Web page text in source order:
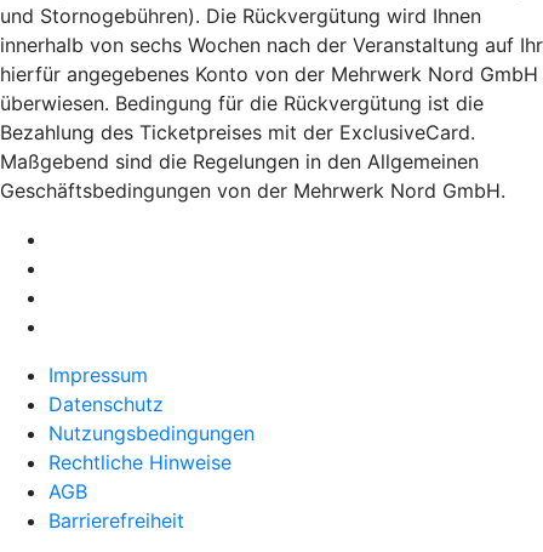
und Stornogebühren). Die Rückvergütung wird Ihnen
innerhalb von sechs Wochen nach der Veranstaltung auf Ihr
hierfür angegebenes Konto von der Mehrwerk Nord GmbH
überwiesen. Bedingung für die Rückvergütung ist die
Bezahlung des Ticketpreises mit der ExclusiveCard.
Maßgebend sind die Regelungen in den Allgemeinen
Geschäftsbedingungen von der Mehrwerk Nord GmbH.
Impressum
Datenschutz
Nutzungsbedingungen
Rechtliche Hinweise
AGB
Barrierefreiheit